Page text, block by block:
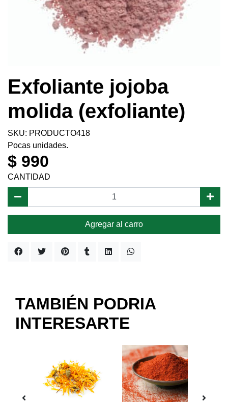
Exfoliante jojoba
molida (exfoliante)
SKU: PRODUCTO418
Pocas unidades.
$ 990
CANTIDAD
Agregar al carro
TAMBIÉN PODRIA
INTERESARTE